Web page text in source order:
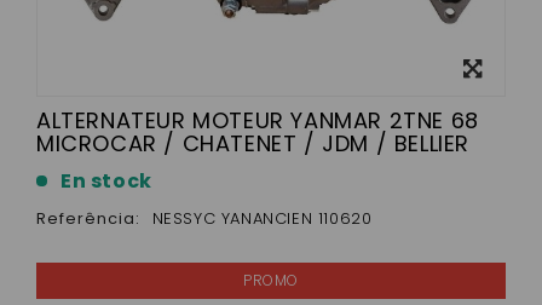
ALTERNATEUR MOTEUR YANMAR 2TNE 68
MICROCAR / CHATENET / JDM / BELLIER
En stock
Referência: NESSYC YANANCIEN 110620